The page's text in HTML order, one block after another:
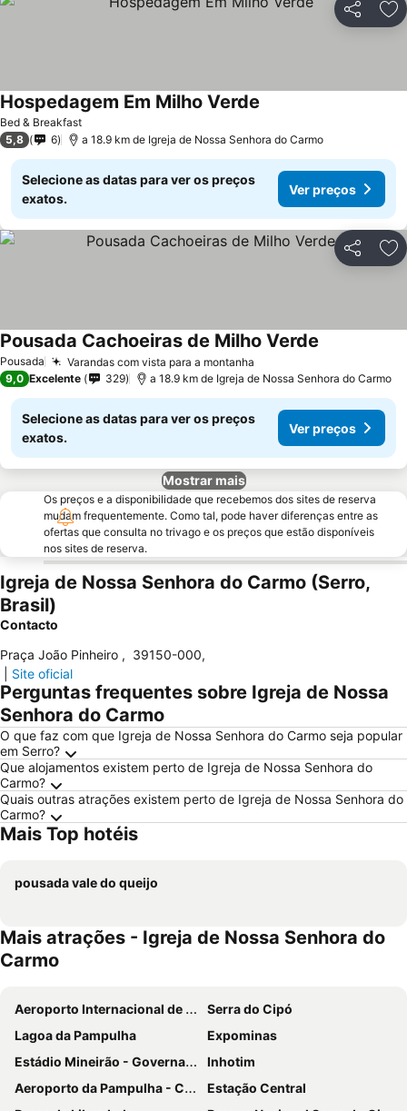
Partilhar
Bed & Breakfast
Hospedagem Em Milho Verde
5,8 6 a 18.9 km de Igreja de Nossa Senhora do Carmo
Selecione as datas para ver os preços
exatos.
Ver preços
Partilhar
Pousada Varandas com vista para a montanha
Pousada Cachoeiras de Milho Verde
9,0 Excelente 329 a 18.9 km de Igreja de Nossa Senhora do Carmo
Selecione as datas para ver os preços
exatos.
Ver preços
Mostrar mais
Os preços e a disponibilidade que recebemos dos sites de reserva
mudam frequentemente. Como tal, pode haver diferenças entre as
ofertas que consulta no trivago e os preços que estão disponíveis
nos sites de reserva.
Igreja de Nossa Senhora do Carmo (Serro,
Brasil)
Contacto
Praça João Pinheiro , 39150-000,
Site oficial
Perguntas frequentes sobre Igreja de Nossa
Senhora do Carmo
O que faz com que Igreja de Nossa Senhora do Carmo seja popular
em Serro?
Que alojamentos existem perto de Igreja de Nossa Senhora do
Carmo?
Quais outras atrações existem perto de Igreja de Nossa Senhora do
Carmo?
Mais Top hotéis
pousada vale do queijo
Mais atrações - Igreja de Nossa Senhora do
Carmo
Aeroporto Internacional de Belo Horizonte-Confins
Serra do Cipó
Lagoa da Pampulha
Expominas
Estádio Mineirão - Governador Magalhães Pinto
Inhotim
Aeroporto da Pampulha - Carlos Drummond de Andrade
Estação Central